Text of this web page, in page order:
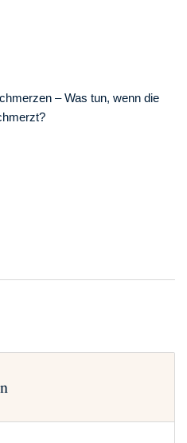
– Was tun, wenn die